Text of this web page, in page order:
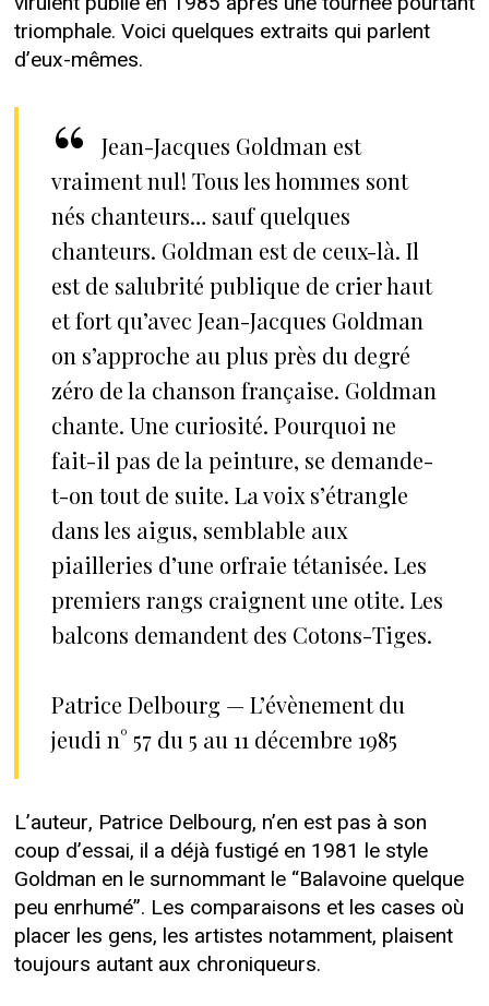
triomphale. Voici quelques extraits qui parlent
d’eux-mêmes.
Jean-Jacques Goldman est
vraiment nul ! Tous les hommes sont
nés chanteurs… sauf quelques
chanteurs. Goldman est de ceux-là. Il
est de salubrité publique de crier haut
et fort qu’avec Jean-Jacques Goldman
on s’approche au plus près du degré
zéro de la chanson française. Goldman
chante. Une curiosité. Pourquoi ne
fait-il pas de la peinture, se demande-
t-on tout de suite. La voix s’étrangle
dans les aigus, semblable aux
piailleries d’une orfraie tétanisée. Les
premiers rangs craignent une otite. Les
balcons demandent des Cotons-Tiges.
Patrice Delbourg — L’évènement du
jeudi n° 57 du 5 au 11 décembre 1985
L’auteur, Patrice Delbourg, n’en est pas à son
coup d’essai, il a déjà fustigé en 1981 le style
Goldman en le surnommant le “Balavoine quelque
peu enrhumé”. Les comparaisons et les cases où
placer les gens, les artistes notamment, plaisent
toujours autant aux chroniqueurs.